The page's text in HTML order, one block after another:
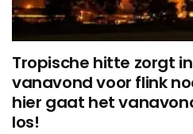
Tropische hitte zorgt
vanavond voor flink
hier gaat het
los!